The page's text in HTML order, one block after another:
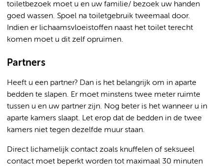
toiletbezoek moet u en uw familie/ bezoek uw handen
goed wassen. Spoel na toiletgebruik tweemaal door.
Indien er lichaamsvloeistoffen naast het toilet terecht
komen moet u dit zelf opruimen.
Partners
Heeft u een partner? Dan is het belangrijk om in aparte
bedden te slapen. Er moet minstens twee meter ruimte
tussen u en uw partner zijn. Nog beter is het wanneer u in
aparte kamers slaapt. Let erop dat de bedden in de twee
kamers niet tegen dezelfde muur staan.
Direct lichamelijk contact zoals knuffelen of seksueel
contact moet beperkt worden tot maximaal 30 minuten